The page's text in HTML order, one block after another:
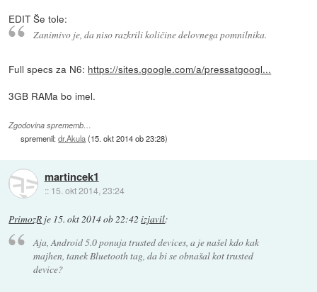
EDIT Še tole:
Zanimivo je, da niso razkrili količine delovnega pomnilnika.
Full specs za N6: https://sites.google.com/a/pressatgoogl...
3GB RAMa bo imel.
Zgodovina sprememb…
spremenil:dr.Akula(15. okt 2014 ob 23:28)
martincek1
:: 15. okt 2014, 23:24
PrimozR je 15. okt 2014 ob 22:42 izjavil:
Aja, Android 5.0 ponuja trusted devices, a je našel kdo kak
majhen, tanek Bluetooth tag, da bi se obnašal kot trusted
device?